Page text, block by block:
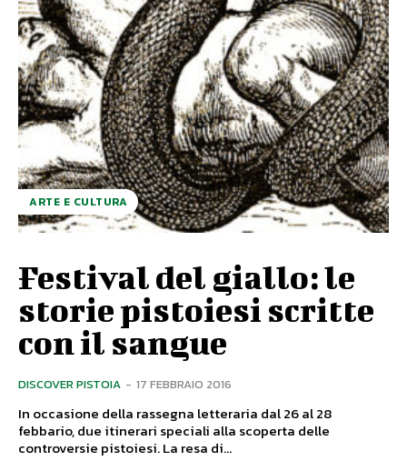
ARTE E CULTURA
Festival del giallo: le
storie pistoiesi scritte
con il sangue
DISCOVER PISTOIA - 17 FEBBRAIO 2016
In occasione della rassegna letteraria dal 26 al 28
febbario, due itinerari speciali alla scoperta delle
controversie pistoiesi. La resa di...